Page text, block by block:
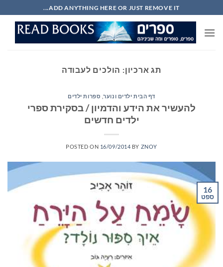
to
content
ADD ANYTHING HERE OR JUST REMOVE IT...
תג ארכיון: הולכים לעבודה
דף הבית ילדים ונוער, ספרות ילדים
להעשיר את הידע והדמיון / בסקירת ספרי
ילדים חדשים
POSTED ON 16/09/2014 BY ZNOY
16
ספט